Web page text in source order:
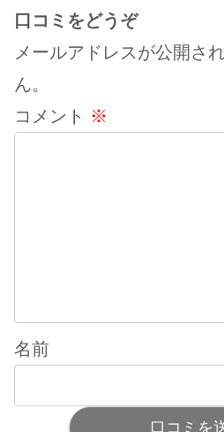
口コミをどうぞ
メールアドレスが公開さ
ん。
コメント ※
名前